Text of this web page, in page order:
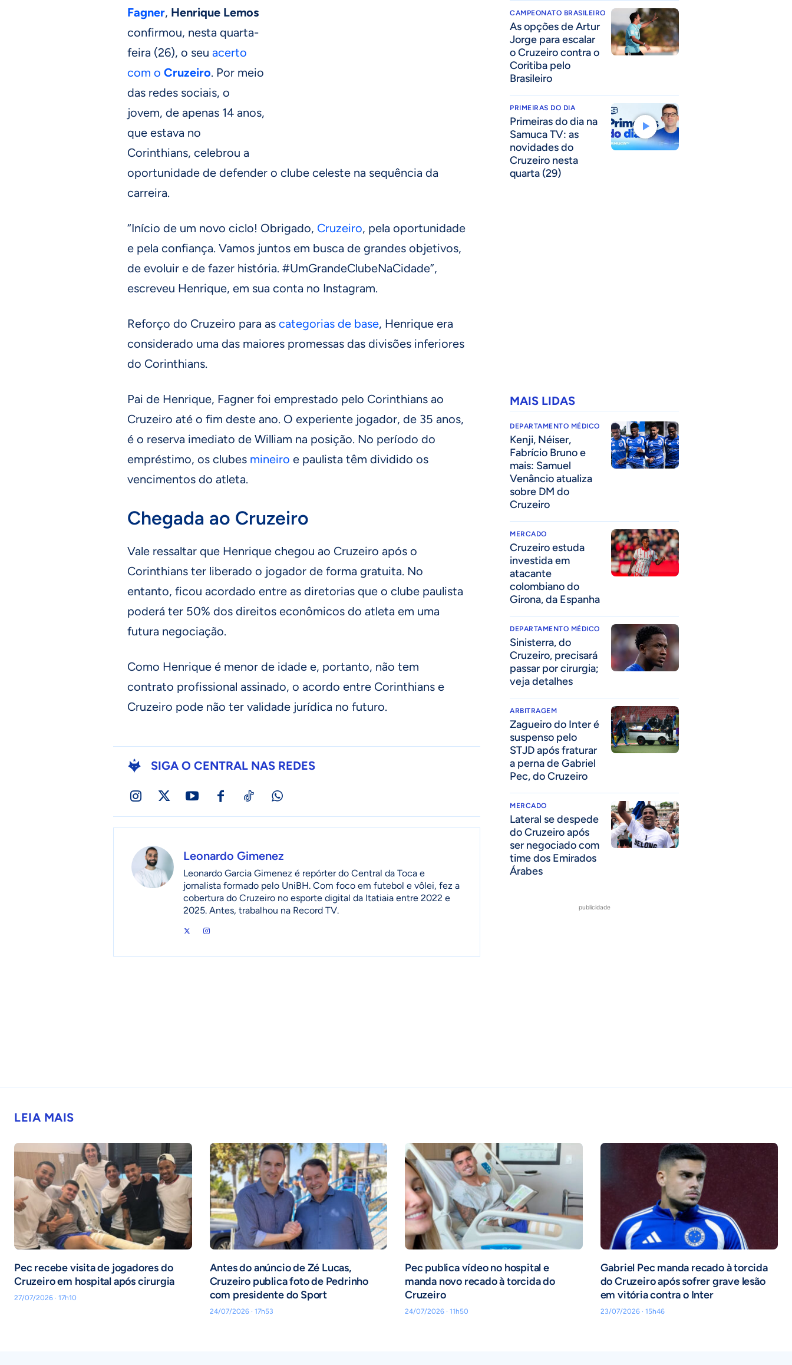
Fagner, Henrique Lemos
confirmou, nesta quarta-
feira (26), o seu acerto
com o Cruzeiro. Por meio
das redes sociais, o
jovem, de apenas 14 anos,
que estava no
Corinthians, celebrou a
oportunidade de defender o clube celeste na sequência da
carreira.
“Início de um novo ciclo! Obrigado, Cruzeiro, pela oportunidade
e pela confiança. Vamos juntos em busca de grandes objetivos,
de evoluir e de fazer história. #UmGrandeClubeNaCidade”,
escreveu Henrique, em sua conta no Instagram.
Reforço do Cruzeiro para as categorias de base, Henrique era
considerado uma das maiores promessas das divisões inferiores
do Corinthians.
Pai de Henrique, Fagner foi emprestado pelo Corinthians ao
Cruzeiro até o fim deste ano. O experiente jogador, de 35 anos,
é o reserva imediato de William na posição. No período do
empréstimo, os clubes mineiro e paulista têm dividido os
vencimentos do atleta.
Chegada ao Cruzeiro
Vale ressaltar que Henrique chegou ao Cruzeiro após o
Corinthians ter liberado o jogador de forma gratuita. No
entanto, ficou acordado entre as diretorias que o clube paulista
poderá ter 50% dos direitos econômicos do atleta em uma
futura negociação.
Como Henrique é menor de idade e, portanto, não tem
contrato profissional assinado, o acordo entre Corinthians e
Cruzeiro pode não ter validade jurídica no futuro.
SIGA O CENTRAL NAS REDES
Leonardo Gimenez
Leonardo Garcia Gimenez é repórter do Central da Toca e
jornalista formado pelo UniBH. Com foco em futebol e vôlei, fez a
cobertura do Cruzeiro no esporte digital da Itatiaia entre 2022 e
2025. Antes, trabalhou na Record TV.
CAMPEONATO BRASILEIRO
As opções de Artur
Jorge para escalar
o Cruzeiro contra o
Coritiba pelo
Brasileiro
PRIMEIRAS DO DIA
Primeiras do dia na
Samuca TV: as
novidades do
Cruzeiro nesta
quarta (29)
MAIS LIDAS
DEPARTAMENTO MÉDICO
Kenji, Néiser,
Fabrício Bruno e
mais: Samuel
Venâncio atualiza
sobre DM do
Cruzeiro
MERCADO
Cruzeiro estuda
investida em
atacante
colombiano do
Girona, da Espanha
DEPARTAMENTO MÉDICO
Sinisterra, do
Cruzeiro, precisará
passar por cirurgia;
veja detalhes
ARBITRAGEM
Zagueiro do Inter é
suspenso pelo
STJD após fraturar
a perna de Gabriel
Pec, do Cruzeiro
MERCADO
Lateral se despede
do Cruzeiro após
ser negociado com
time dos Emirados
Árabes
publicidade
LEIA MAIS
Pec recebe visita de jogadores do
Cruzeiro em hospital após cirurgia
27/07/2026 · 17h10
Antes do anúncio de Zé Lucas,
Cruzeiro publica foto de Pedrinho
com presidente do Sport
24/07/2026 · 17h53
Pec publica vídeo no hospital e
manda novo recado à torcida do
Cruzeiro
24/07/2026 · 11h50
Gabriel Pec manda recado à torcida
do Cruzeiro após sofrer grave lesão
em vitória contra o Inter
23/07/2026 · 15h46